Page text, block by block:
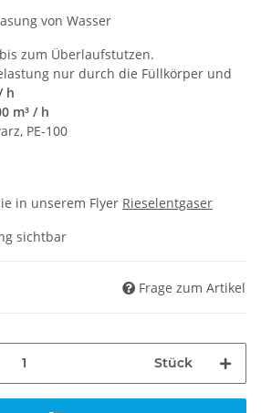
von Wasser
zum Überlaufstutzen.
nur durch die Füllkörper und
h
m³ / h
PE-100
in unserem Flyer Rieselentgaser
sichtbar
Frage zum Artikel
Stück